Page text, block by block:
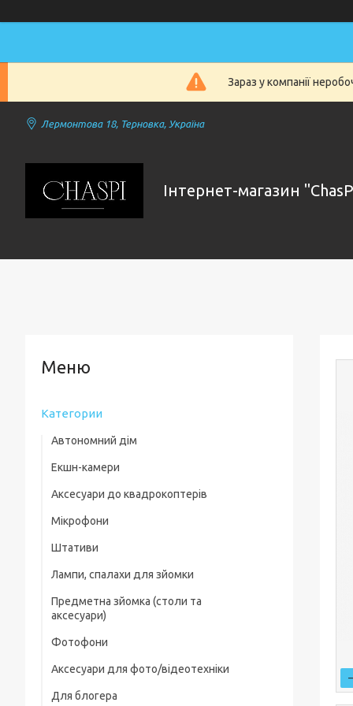
Зараз у компанії
Лермонтова 18, Терновка, Україна
Інтернет-магазин
Категории
Автономний дім
Екшн-камери
Аксесуари до квадрокоптерів
Комплектуючі для квадрокоптерів
Кейси для квадрокоптерів
Фільтри, лінзи
Пропелери та захист
Зарядні пристрої
Скидання вантажу
Мікрофони
Штативи
Лампи, спалахи для зйомки
Предметна зйомка (столи та
аксесуари)
Предметні столи
Лайткуби (фотобокси)
Аксесуари для предметного знімання
Фотофони
Аксесуари для фото/відеотехніки
Фільтри, лінзи
Для блогера